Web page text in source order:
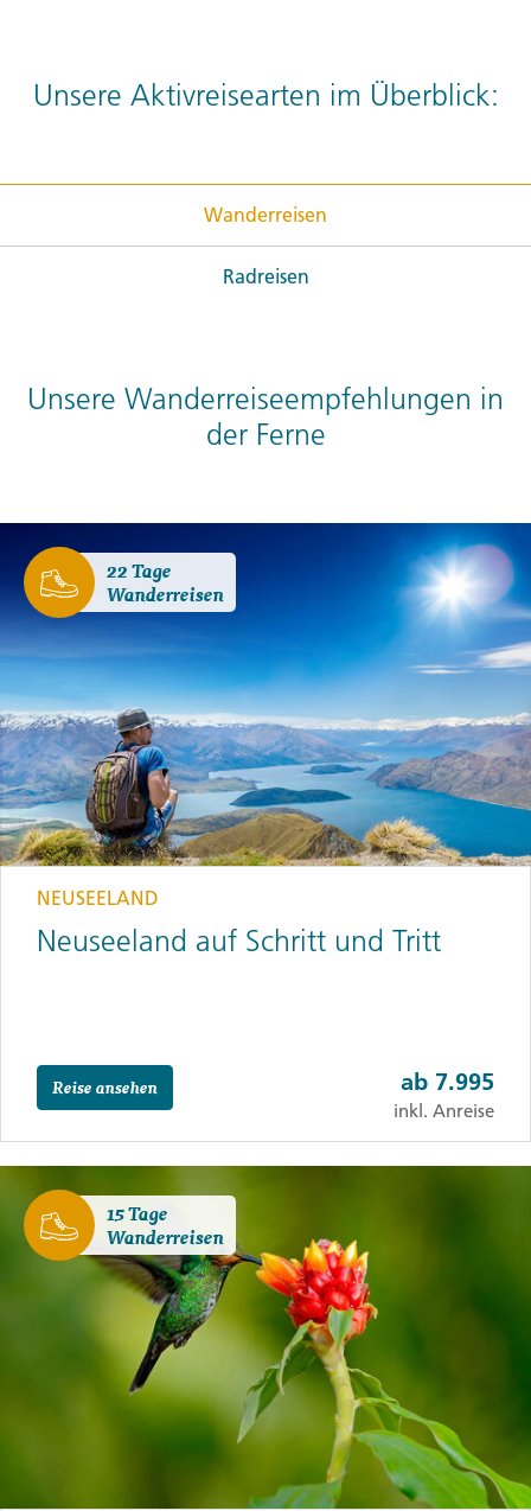
Unsere Aktivreisearten im Überblick:
Wanderreisen
Radreisen
Unsere Wanderreiseempfehlungen in
der Ferne
22 Tage
Wanderreisen
NEUSEELAND
Neuseeland auf Schritt und Tritt
Reise ansehen ab 7.995
inkl. Anreise
15 Tage
Wanderreisen